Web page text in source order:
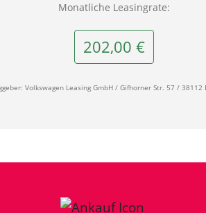
Monatliche Leasingrate:
202,00 €
Volkswagen Leasing GmbH / Gifhorner Str. 57 / 38112